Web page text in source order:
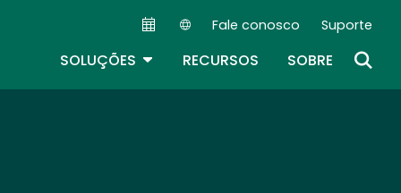
Secondary Navigation (PT)
Fale conosco Suporte
SOLUÇÕES TOGGLE DROPDOWN
RECURSOS SOBRE